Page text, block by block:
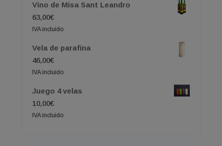
Vino de Misa Sant Leandro
63,00€
IVA incluido
Vela de parafina
46,00€
IVA incluido
Juego 4 velas
10,00€
IVA incluido